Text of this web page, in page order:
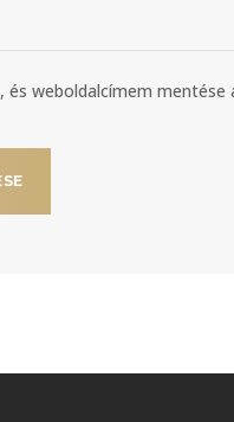
és weboldalcímem